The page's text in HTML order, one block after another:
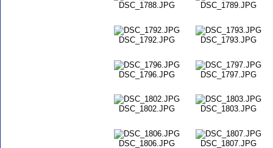
DSC_1788.JPG DSC_1789.JPG
DSC_1792.JPG DSC_1793.JPG
DSC_1796.JPG DSC_1797.JPG
DSC_1802.JPG DSC_1803.JPG
DSC_1806.JPG DSC_1807.JPG